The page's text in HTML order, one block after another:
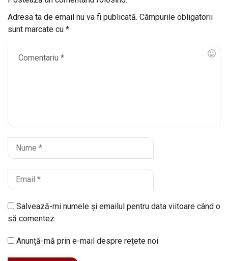
Adresa ta de email nu va fi publicată. Câmpurile obligatorii
sunt marcate cu *
Salvează-mi numele și emailul pentru data viitoare când o
să comentez.
Anunță-mă prin e-mail despre rețete noi